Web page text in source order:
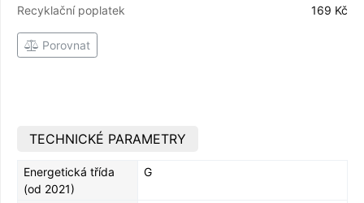
Recyklační poplatek
169 Kč
Porovnat
TECHNICKÉ PARAMETRY
Energetická třída
(od 2021)
G